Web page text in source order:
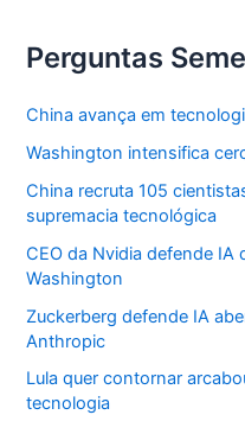
Perguntas
China avança em
Washington intensifica
China recruta 105
supremacia tecnológica
CEO da Nvidia defende IA
Washington
Zuckerberg defende IA
Anthropic
Lula quer contornar
tecnologia